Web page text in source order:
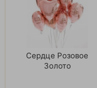
Сердце Розовое
Золото